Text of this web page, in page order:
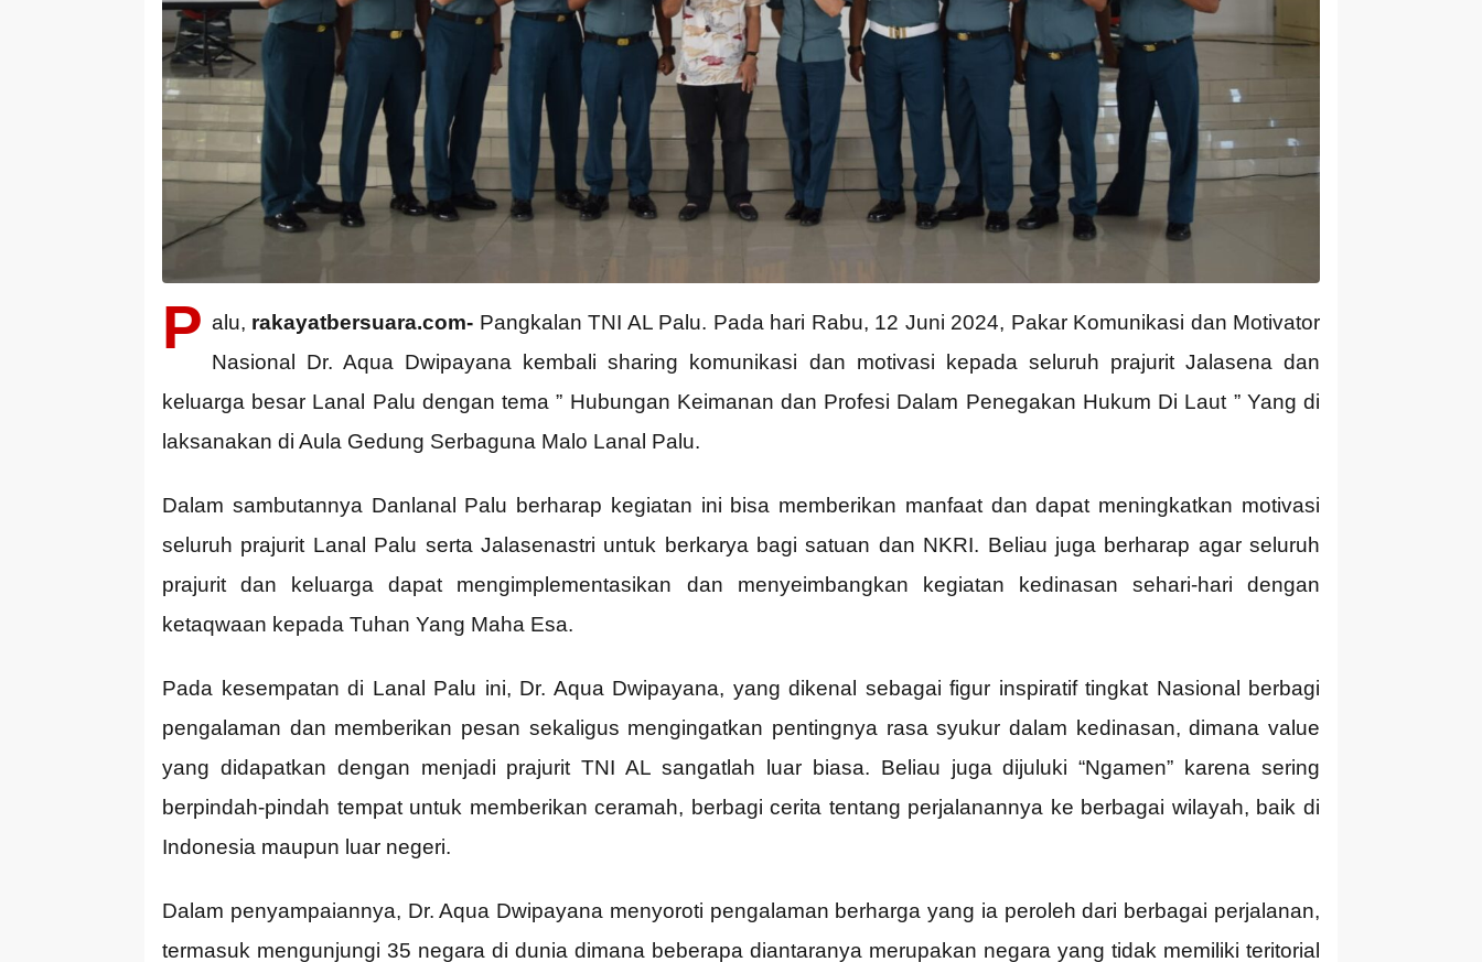
P alu, rakayatbersuara.com- Pangkalan TNI AL Palu. Pada hari Rabu, 12 Juni 2024, Pakar Komunikasi dan Motivator
Nasional Dr. Aqua Dwipayana kembali sharing komunikasi dan motivasi kepada seluruh prajurit Jalasena dan
keluarga besar Lanal Palu dengan tema ” Hubungan Keimanan dan Profesi Dalam Penegakan Hukum Di Laut ” Yang di
laksanakan di Aula Gedung Serbaguna Malo Lanal Palu.
Dalam sambutannya Danlanal Palu berharap kegiatan ini bisa memberikan manfaat dan dapat meningkatkan motivasi
seluruh prajurit Lanal Palu serta Jalasenastri untuk berkarya bagi satuan dan NKRI. Beliau juga berharap agar seluruh
prajurit dan keluarga dapat mengimplementasikan dan menyeimbangkan kegiatan kedinasan sehari-hari dengan
ketaqwaan kepada Tuhan Yang Maha Esa.
Pada kesempatan di Lanal Palu ini, Dr. Aqua Dwipayana, yang dikenal sebagai figur inspiratif tingkat Nasional berbagi
pengalaman dan memberikan pesan sekaligus mengingatkan pentingnya rasa syukur dalam kedinasan, dimana value
yang didapatkan dengan menjadi prajurit TNI AL sangatlah luar biasa. Beliau juga dijuluki “Ngamen” karena sering
berpindah-pindah tempat untuk memberikan ceramah, berbagi cerita tentang perjalanannya ke berbagai wilayah, baik di
Indonesia maupun luar negeri.
Dalam penyampaiannya, Dr. Aqua Dwipayana menyoroti pengalaman berharga yang ia peroleh dari berbagai perjalanan,
termasuk mengunjungi 35 negara di dunia dimana beberapa diantaranya merupakan negara yang tidak memiliki teritorial